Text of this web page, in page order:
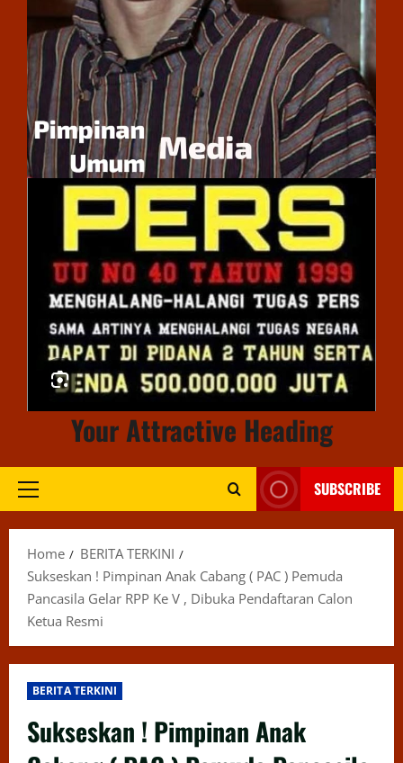
Your Attractive Heading
Primary
SUBSCRIBE
Home
BERITA TERKINI
Sukseskan ! Pimpinan Anak Cabang ( PAC ) Pemuda
Pancasila Gelar RPP Ke V , Dibuka Pendaftaran Calon
Ketua Resmi
BERITA TERKINI
Sukseskan ! Pimpinan Anak